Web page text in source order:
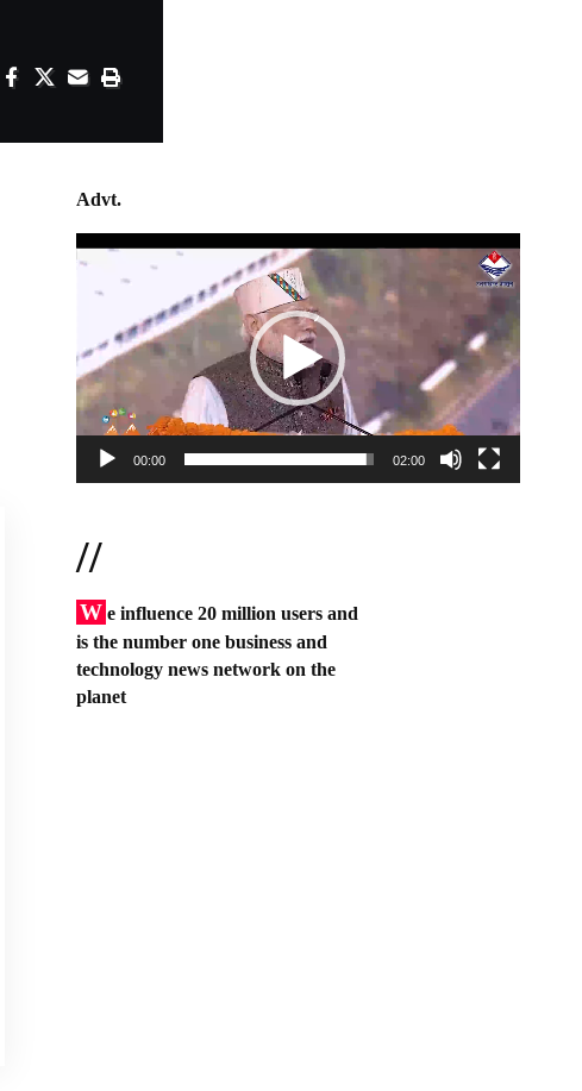
Advt.
Video
00:00 02:00
//
W e influence 20 million users and
is the number one business and
technology news network on the
planet